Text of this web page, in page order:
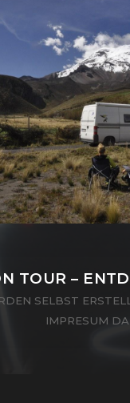
TOUR –
SELBST
IMPRESUM